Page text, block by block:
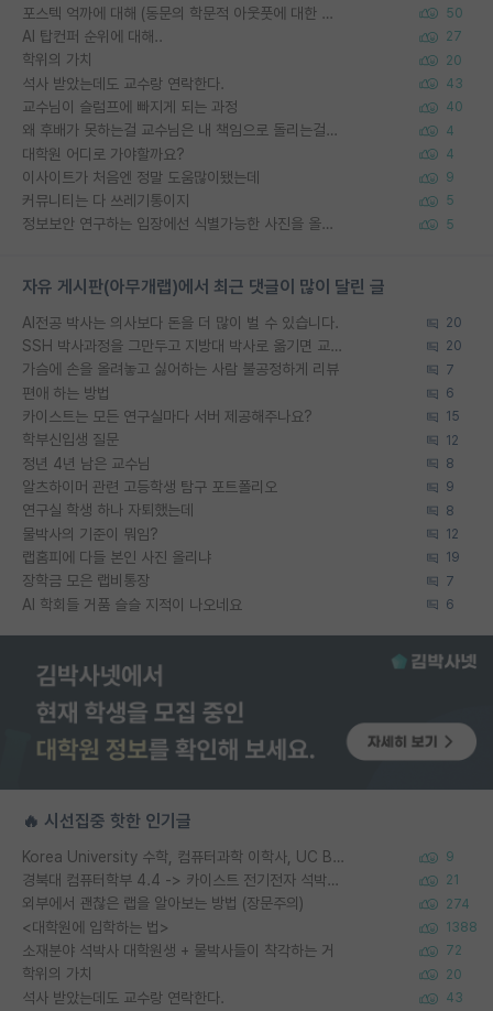
포스텍 억까에 대해 (동문의 학문적 아웃풋에 대한 반박) 50
AI 탑컨퍼 순위에 대해.. 27
학위의 가치 20
석사 받았는데도 교수랑 연락한다. 43
교수님이 슬럼프에 빠지게 되는 과정 40
왜 후배가 못하는걸 교수님은 내 책임으로 돌리는걸까요? 4
대학원 어디로 가야할까요? 4
이사이트가 처음엔 정말 도움많이됐는데 9
커뮤니티는 다 쓰레기통이지 5
정보보안 연구하는 입장에선 식별가능한 사진을 올리는건 비추이긴함 5
자유 게시판(아무개랩)에서 최근 댓글이 많이 달린 글
AI전공 박사는 의사보다 돈을 더 많이 벌 수 있습니다. 20
SSH 박사과정을 그만두고 지방대 박사로 옮기면 교수의 꿈은 끝일까요? 20
가슴에 손을 올려놓고 싫어하는 사람 불공정하게 리뷰 7
편애 하는 방법 6
카이스트는 모든 연구실마다 서버 제공해주나요? 15
학부신입생 질문 12
정년 4년 남은 교수님 8
알츠하이머 관련 고등학생 탐구 포트폴리오 9
연구실 학생 하나 자퇴했는데 8
물박사의 기준이 뭐임? 12
랩홈피에 다들 본인 사진 올리냐 19
장학금 모은 랩비통장 7
AI 학회들 거품 슬슬 지적이 나오네요 6
🔥 시선집중 핫한 인기글
Korea University 수학, 컴퓨터과학 이학사, UC Berkeley 산업공학 대학원 공학박사가 되는 것은 쉽지 않겠죠? 9
경북대 컴퓨터학부 4.4 -> 카이스트 전기전자 석박사통합과정 합격 21
외부에서 괜찮은 랩을 알아보는 방법 (장문주의) 274
<대학원에 입학하는 법> 1388
소재분야 석박사 대학원생 + 물박사들이 착각하는 거 72
학위의 가치 20
석사 받았는데도 교수랑 연락한다. 43